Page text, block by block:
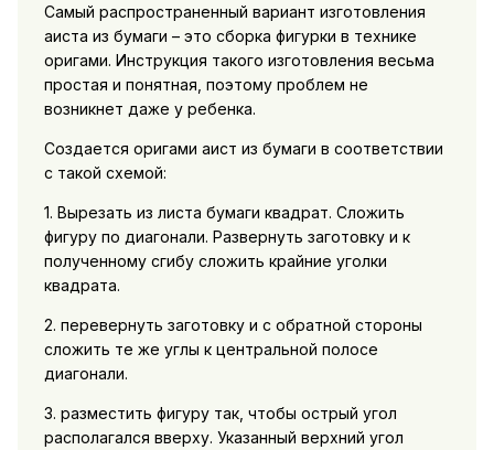
Самый распространенный вариант изготовления
аиста из бумаги – это сборка фигурки в технике
оригами. Инструкция такого изготовления весьма
простая и понятная, поэтому проблем не
возникнет даже у ребенка.
Создается оригами аист из бумаги в соответствии
с такой схемой:
1. Вырезать из листа бумаги квадрат. Сложить
фигуру по диагонали. Развернуть заготовку и к
полученному сгибу сложить крайние уголки
квадрата.
2. перевернуть заготовку и с обратной стороны
сложить те же углы к центральной полосе
диагонали.
3. разместить фигуру так, чтобы острый угол
располагался вверху. Указанный верхний угол